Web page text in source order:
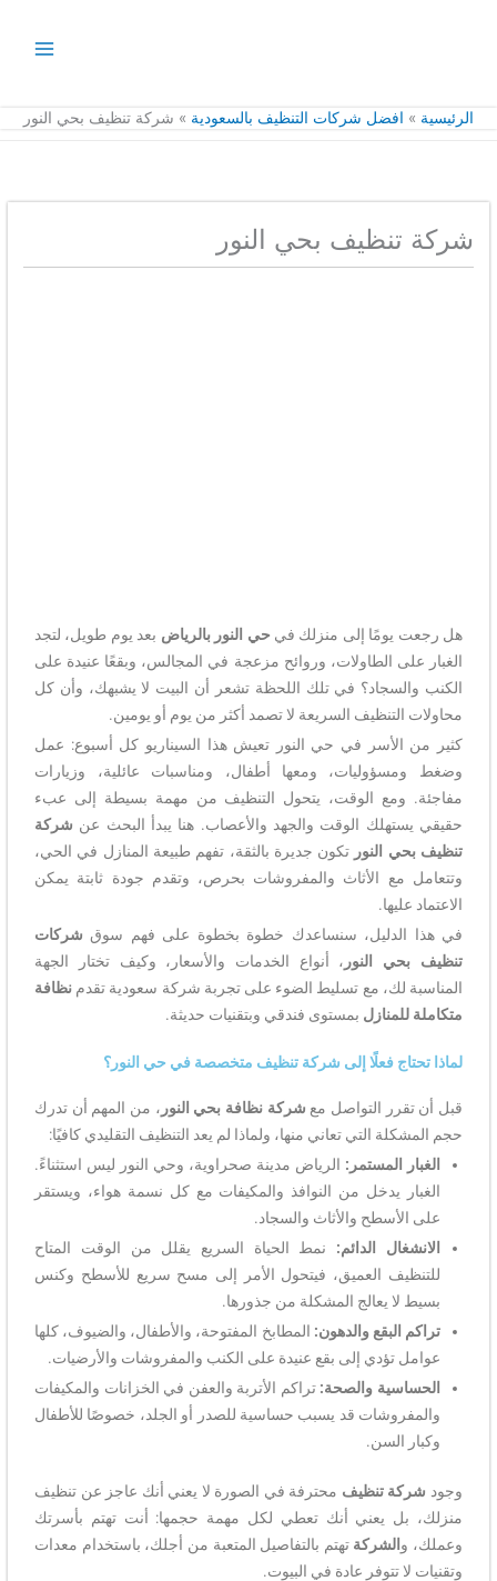
الرئيسية افضل شركات التنظيف بالسعودية شركة تنظيف بحي النور
شركة تنظيف بحي النور
هل رجعت يومًا إلى منزلك في حي النور بالرياض بعد يوم طويل، لتجد
الغبار على الطاولات، وروائح مزعجة في المجالس، وبقعًا عنيدة على
الكنب والسجاد؟ في تلك اللحظة تشعر أن البيت لا يشبهك، وأن كل
محاولات التنظيف السريعة لا تصمد أكثر من يوم أو يومين.
كثير من الأسر في حي النور تعيش هذا السيناريو كل أسبوع: عمل
وضغط ومسؤوليات، ومعها أطفال، ومناسبات عائلية، وزيارات
مفاجئة. ومع الوقت، يتحول التنظيف من مهمة بسيطة إلى عبء
حقيقي يستهلك الوقت والجهد والأعصاب. هنا يبدأ البحث عن شركة
تنظيف بحي النور تكون جديرة بالثقة، تفهم طبيعة المنازل في الحي،
وتتعامل مع الأثاث والمفروشات بحرص، وتقدم جودة ثابتة يمكن
الاعتماد عليها.
في هذا الدليل، سنساعدك خطوة بخطوة على فهم سوق شركات
تنظيف بحي النور ، أنواع الخدمات والأسعار، وكيف تختار الجهة
المناسبة لك، مع تسليط الضوء على تجربة شركة سعودية تقدم نظافة
متكاملة للمنازل بمستوى فندقي وبتقنيات حديثة.
لماذا تحتاج فعلًا إلى شركة تنظيف متخصصة في حي النور؟
قبل أن تقرر التواصل مع شركة نظافة بحي النور ، من المهم أن تدرك
حجم المشكلة التي تعاني منها، ولماذا لم يعد التنظيف التقليدي كافيًا:
الغبار المستمر: الرياض مدينة صحراوية، وحي النور ليس استثناءً.
الغبار يدخل من النوافذ والمكيفات مع كل نسمة هواء، ويستقر
على الأسطح والأثاث والسجاد.
الانشغال الدائم: نمط الحياة السريع يقلل من الوقت المتاح
للتنظيف العميق، فيتحول الأمر إلى مسح سريع للأسطح وكنس
بسيط لا يعالج المشكلة من جذورها.
تراكم البقع والدهون: المطابخ المفتوحة، والأطفال، والضيوف، كلها
عوامل تؤدي إلى بقع عنيدة على الكنب والمفروشات والأرضيات.
الحساسية والصحة: تراكم الأتربة والعفن في الخزانات والمكيفات
والمفروشات قد يسبب حساسية للصدر أو الجلد، خصوصًا للأطفال
وكبار السن.
وجود شركة تنظيف محترفة في الصورة لا يعني أنك عاجز عن تنظيف
منزلك، بل يعني أنك تعطي لكل مهمة حجمها: أنت تهتم بأسرتك
وعملك، و الشركة تهتم بالتفاصيل المتعبة من أجلك، باستخدام معدات
وتقنيات لا تتوفر عادة في البيوت.